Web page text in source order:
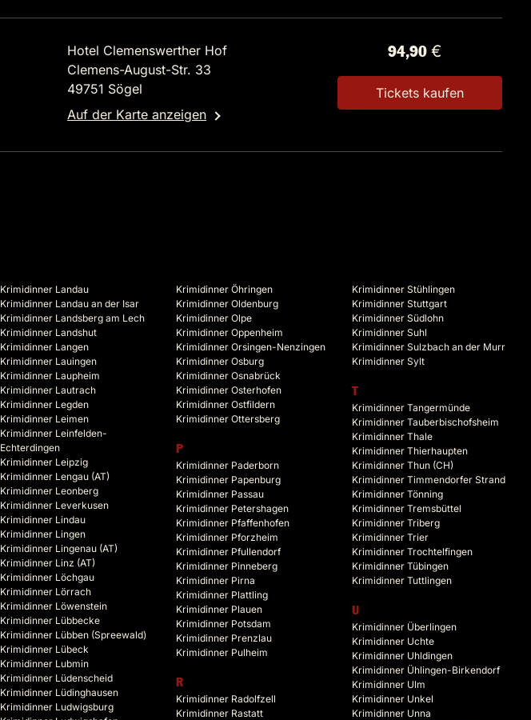
Hotel Clemenswerther Hof
Clemens-August-Str. 33
49751 Sögel
Auf der Karte anzeigen
94,90 €
Tickets kaufen
Krimidinner Landau
Krimidinner Landau an der Isar
Krimidinner Landsberg am Lech
Krimidinner Landshut
Krimidinner Langen
Krimidinner Lauingen
Krimidinner Laupheim
Krimidinner Lautrach
Krimidinner Legden
Krimidinner Leimen
Krimidinner Leinfelden-
Echterdingen
Krimidinner Leipzig
Krimidinner Lengau (AT)
Krimidinner Leonberg
Krimidinner Leverkusen
Krimidinner Lindau
Krimidinner Lingen
Krimidinner Lingenau (AT)
Krimidinner Linz (AT)
Krimidinner Löchgau
Krimidinner Lörrach
Krimidinner Löwenstein
Krimidinner Lübbecke
Krimidinner Lübben (Spreewald)
Krimidinner Lübeck
Krimidinner Lubmin
Krimidinner Lüdenscheid
Krimidinner Lüdinghausen
Krimidinner Ludwigsburg
Krimidinner Öhringen
Krimidinner Oldenburg
Krimidinner Olpe
Krimidinner Oppenheim
Krimidinner Orsingen-Nenzingen
Krimidinner Osburg
Krimidinner Osnabrück
Krimidinner Osterhofen
Krimidinner Ostfildern
Krimidinner Ottersberg
P
Krimidinner Paderborn
Krimidinner Papenburg
Krimidinner Passau
Krimidinner Petershagen
Krimidinner Pfaffenhofen
Krimidinner Pforzheim
Krimidinner Pfullendorf
Krimidinner Pinneberg
Krimidinner Pirna
Krimidinner Plattling
Krimidinner Plauen
Krimidinner Potsdam
Krimidinner Prenzlau
Krimidinner Pulheim
R
Krimidinner Radolfzell
Krimidinner Rastatt
Krimidinner Stühlingen
Krimidinner Stuttgart
Krimidinner Südlohn
Krimidinner Suhl
Krimidinner Sulzbach an der Murr
Krimidinner Sylt
T
Krimidinner Tangermünde
Krimidinner Tauberbischofsheim
Krimidinner Thale
Krimidinner Thierhaupten
Krimidinner Thun (CH)
Krimidinner Timmendorfer Strand
Krimidinner Tönning
Krimidinner Tremsbüttel
Krimidinner Triberg
Krimidinner Trier
Krimidinner Trochtelfingen
Krimidinner Tübingen
Krimidinner Tuttlingen
U
Krimidinner Überlingen
Krimidinner Uchte
Krimidinner Uhldingen
Krimidinner Ühlingen-Birkendorf
Krimidinner Ulm
Krimidinner Unkel
Krimidinner Unna